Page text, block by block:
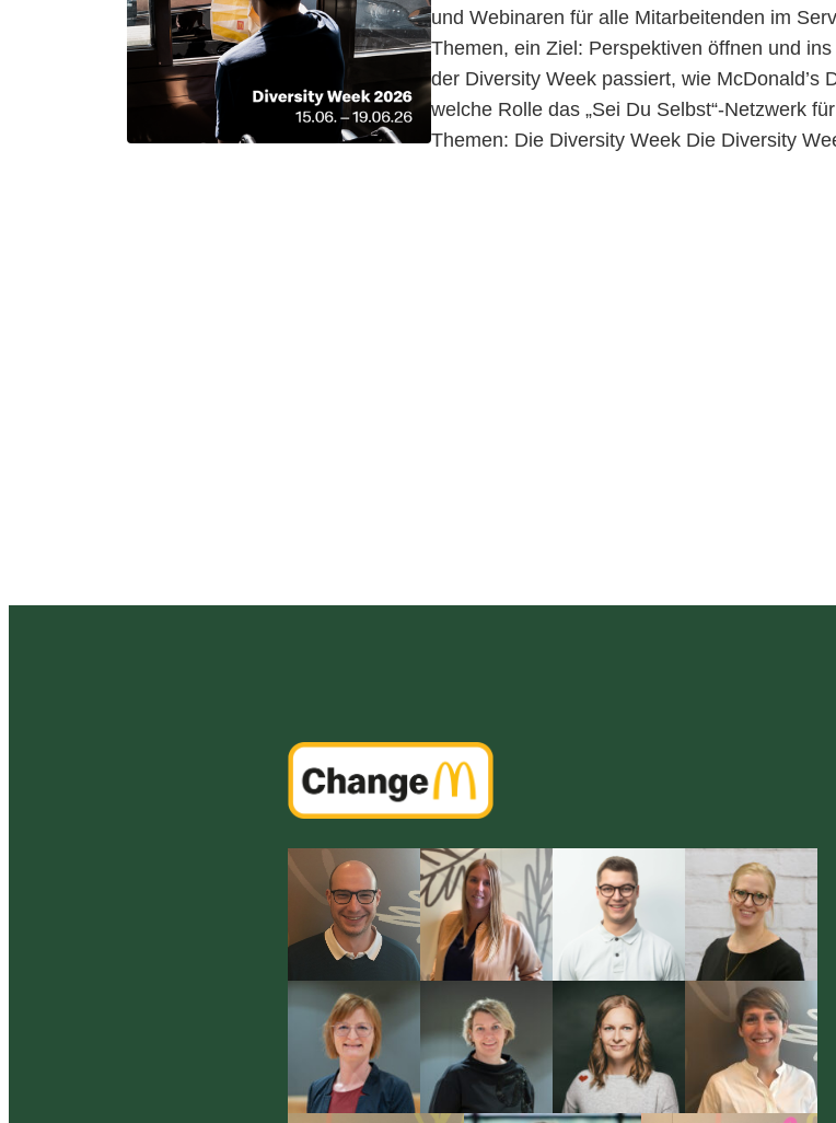
und Webinaren für alle Mitarbeitenden im
Themen, ein Ziel: Perspektiven öffnen und
der Diversity Week passiert, wie McDonald’s
welche Rolle das „Sei Du Selbst“-Netzwerk
Themen: Die Diversity Week Die Diversity